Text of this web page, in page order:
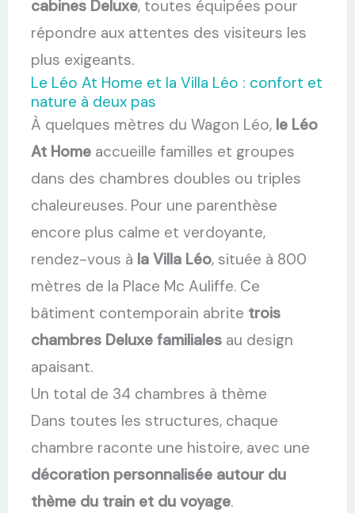
cabines Deluxe, toutes équipées pour
répondre aux attentes des visiteurs les
plus exigeants.
Le Léo At Home et la Villa Léo : confort et
nature à deux pas
À quelques mètres du Wagon Léo, le Léo
At Home accueille familles et groupes
dans des chambres doubles ou triples
chaleureuses. Pour une parenthèse
encore plus calme et verdoyante,
rendez-vous à la Villa Léo, située à 800
mètres de la Place Mc Auliffe. Ce
bâtiment contemporain abrite trois
chambres Deluxe familiales au design
apaisant.
Un total de 34 chambres à thème
Dans toutes les structures, chaque
chambre raconte une histoire, avec une
décoration personnalisée autour du
thème du train et du voyage.